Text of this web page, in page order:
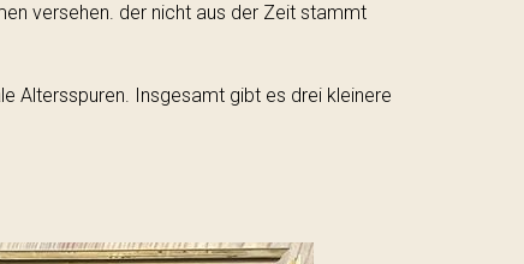
versehen. der nicht aus der Zeit stammt
Altersspuren. Insgesamt gibt es drei kleinere